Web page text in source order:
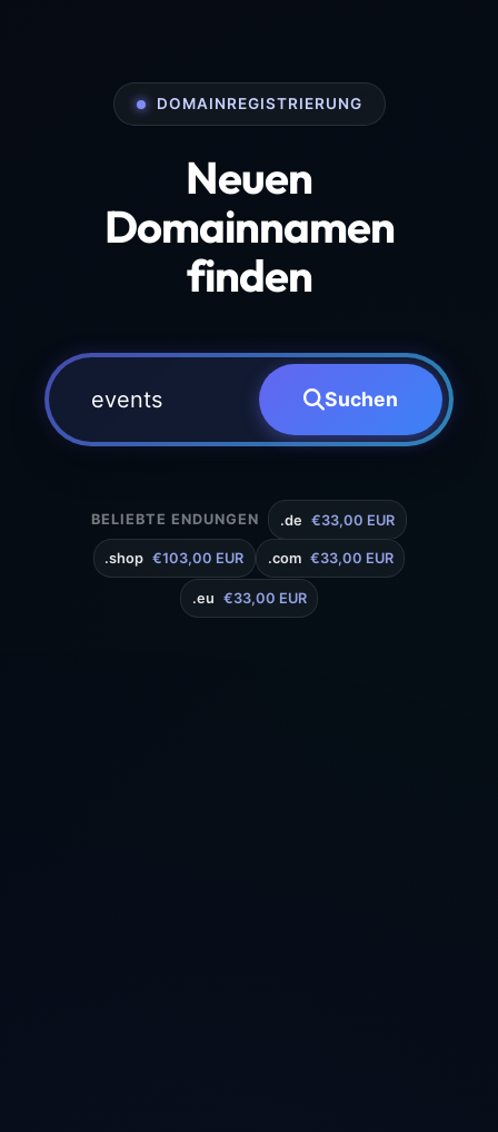
DOMAINREGISTRIERUNG
Neuen
Domainnamen
finden
Suchen
BELIEBTE ENDUNGEN .de €33,00 EUR
.shop €103,00 EUR .com €33,00 EUR
.eu €33,00 EUR